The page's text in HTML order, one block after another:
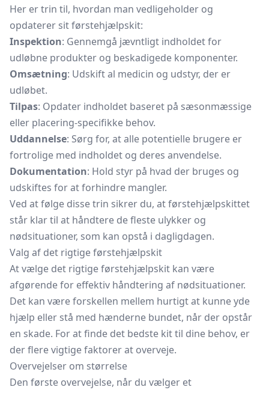
Her er trin til, hvordan man vedligeholder og
opdaterer sit førstehjælpskit:
Inspektion: Gennemgå jævntligt indholdet for
udløbne produkter og beskadigede komponenter.
Omsætning: Udskift al medicin og udstyr, der er
udløbet.
Tilpas: Opdater indholdet baseret på sæsonmæssige
eller placering-specifikke behov.
Uddannelse: Sørg for, at alle potentielle brugere er
fortrolige med indholdet og deres anvendelse.
Dokumentation: Hold styr på hvad der bruges og
udskiftes for at forhindre mangler.
Ved at følge disse trin sikrer du, at førstehjælpskittet
står klar til at håndtere de fleste ulykker og
nødsituationer, som kan opstå i dagligdagen.
Valg af det rigtige førstehjælpskit
At vælge det rigtige førstehjælpskit kan være
afgørende for effektiv håndtering af nødsituationer.
Det kan være forskellen mellem hurtigt at kunne yde
hjælp eller stå med hænderne bundet, når der opstår
en skade. For at finde det bedste kit til dine behov, er
der flere vigtige faktorer at overveje.
Overvejelser om størrelse
Den første overvejelse, når du vælger et